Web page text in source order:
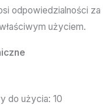
odpowiedzialności
użyciem.
do użycia: 10